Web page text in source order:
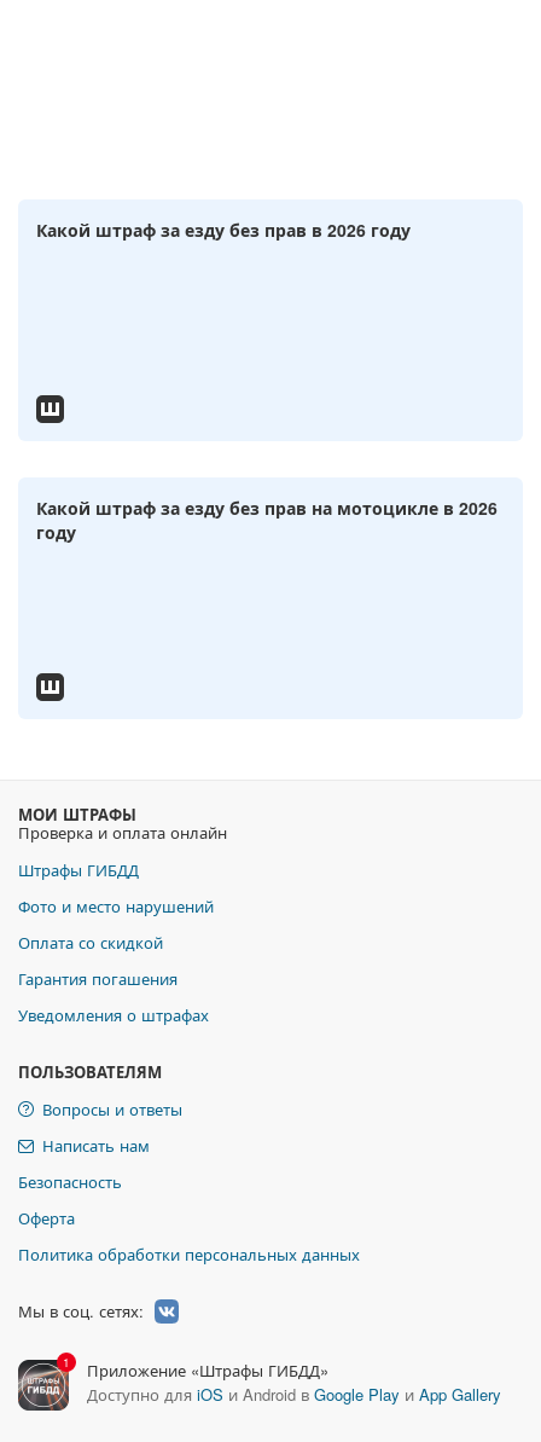
Какой штраф за езду без прав в 2026 году
Какой штраф за езду без прав на мотоцикле в 2026
году
МОИ ШТРАФЫ
Проверка и оплата онлайн
Штрафы ГИБДД
Фото и место нарушений
Оплата со скидкой
Гарантия погашения
Уведомления о штрафах
ПОЛЬЗОВАТЕЛЯМ
Вопросы и ответы
Написать нам
Безопасность
Оферта
Политика обработки персональных данных
Мы в соц. сетях:
1
Приложение «Штрафы ГИБДД»
Доступно для iOS и Android в Google Play и App Gallery